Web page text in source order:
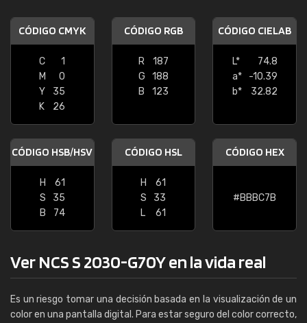
CÓDIGO CMYK
C
1
M
0
Y
35
K
26
CÓDIGO RGB
R
187
G
188
B
123
CÓDIGO CIELAB
L*
74.8
a*
-10.39
b*
32.82
CÓDIGO HSB/HSV
H
61
S
35
B
74
CÓDIGO HSL
H
61
S
33
L
61
CÓDIGO HEX
#BBBC7B
Ver NCS S 2030-G70Y en la vida real
Es un riesgo tomar una decisión basada en la visualización de un
color en una pantalla digital. Para estar seguro del color correcto,